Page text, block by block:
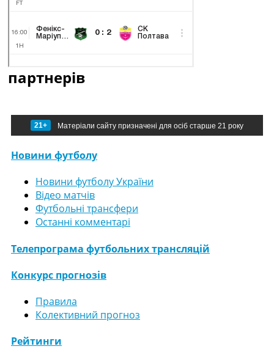
партнерів
21+ Матеріали сайту призначені для осіб старше 21 року
Новини футболу
Новини футболу України
Відео матчів
Футбольні трансфери
Останні комментарі
Телепрограма футбольних трансляцій
Конкурс прогнозів
Правила
Колективний прогноз
Рейтинги